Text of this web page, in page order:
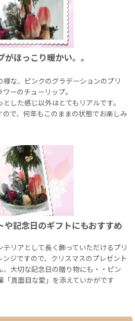
ほっこり暖かい。。
様な、ピンクのグラデーションのプリ
ーのチューリップ。
とした感じ以外はとてもリアルです。
ので、何年もこのままの状態でお楽しみ
や記念日のギフトにもおすすめ
テリアとして長く飾っていただけるプリ
ンジですので、クリスマスのプレゼント
、大切な記念日の贈り物にも・・ピン
「真面目な愛」を添えていかがです